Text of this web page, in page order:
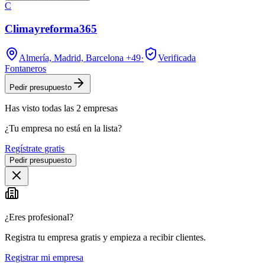
C
Climayreforma365
Almería, Madrid, Barcelona +49·
Verificada
Fontaneros
Pedir presupuesto
Has visto todas las 2 empresas
¿Tu empresa no está en la lista?
Regístrate gratis
Pedir presupuesto
¿Eres profesional?
Registra tu empresa gratis y empieza a recibir clientes.
Registrar mi empresa